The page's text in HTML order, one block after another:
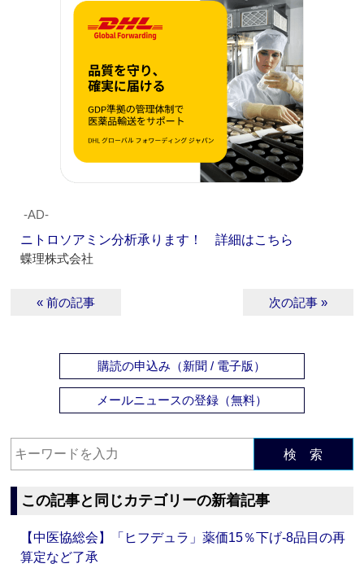
‐AD‐
ニトロソアミン分析承ります！ 詳細はこちら
蝶理株式会社
« 前の記事 次の記事 »
購読の申込み（新聞 / 電子版）
メールニュースの登録（無料）
検 索
この記事と同じカテゴリーの新着記事
【中医協総会】「ヒフデュラ」薬価15％下げ‐8品目の再
算定など了承